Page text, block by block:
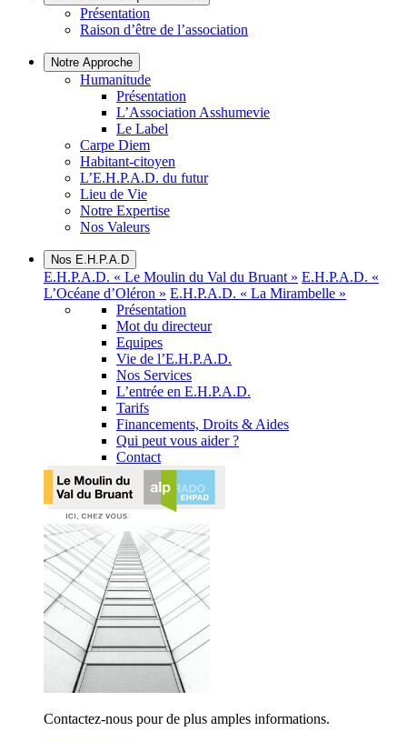
Présentation
Raison d’être de l’association
Notre Approche
Humanitude
Présentation
L’Association Asshumevie
Le Label
Carpe Diem
Habitant-citoyen
L’E.H.P.A.D. du futur
Lieu de Vie
Notre Expertise
Nos Valeurs
Nos E.H.P.A.D
E.H.P.A.D. « Le Moulin du Val du Bruant » E.H.P.A.D. «
L’Océane d’Oléron » E.H.P.A.D. « La Mirambelle »
Présentation
Mot du directeur
Equipes
Vie de l’E.H.P.A.D.
Nos Services
L’entrée en E.H.P.A.D.
Tarifs
Financements, Droits & Aides
Qui peut vous aider ?
Contact
Contactez-nous pour de plus amples informations.